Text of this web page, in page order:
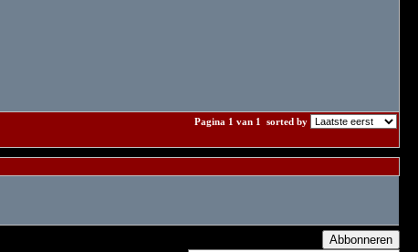
Pagina 1 van 1 sorted by
Abbonneren